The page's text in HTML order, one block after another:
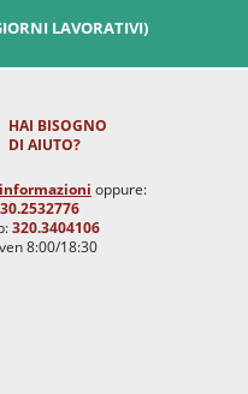
LAVORATIVI)
HAI BISOGNO
DI AIUTO?
oppure:
320.3404106
8:00/18:30